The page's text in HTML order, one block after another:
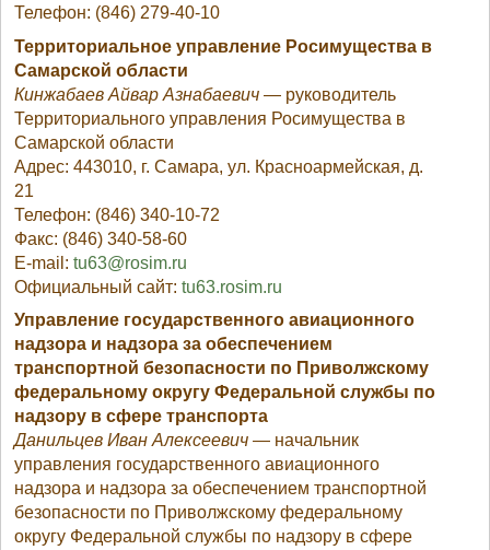
Телефон: (846) 279-40-10
Территориальное управление Росимущества в
Самарской области
Кинжабаев Айвар Азнабаевич — руководитель
Территориального управления Росимущества в
Самарской области
Адрес: 443010, г. Cамара, ул. Красноармейская, д.
21
Телефон: (846) 340-10-72
Факс: (846) 340-58-60
E-mail:tu63@rosim.ru
Официальный сайт:tu63.rosim.ru
Управление государственного авиационного
надзора и надзора за обеспечением
транспортной безопасности по Приволжскому
федеральному округу Федеральной службы по
надзору в сфере транспорта
Данильцев Иван Алексеевич — начальник
управления государственного авиационного
надзора и надзора за обеспечением транспортной
безопасности по Приволжскому федеральному
округу Федеральной службы по надзору в сфере